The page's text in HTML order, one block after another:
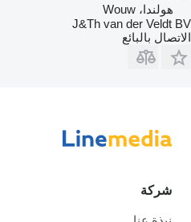
هولندا، Wouw
J&Th van der Veldt BV
الاتصال بالبائع
شركة